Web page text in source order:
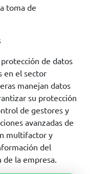
toma de
de datos
en el sector
manejan datos
su protección
de gestores y
avanzadas de
multifactor y
del
de la empresa.